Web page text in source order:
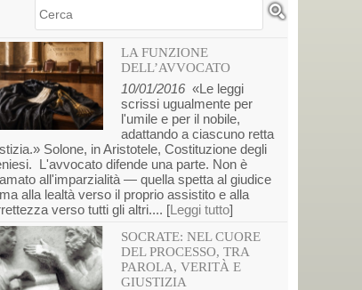
Cerca
LA FUNZIONE
DELL’AVVOCATO
10/01/2016«Le leggi
scrissi ugualmente per
l'umile e per il nobile,
adattando a ciascuno retta
Solone, in Aristotele, Costituzione degli
L'avvocato difende una parte. Non è
all'imparzialità — quella spetta al giudice
alla lealtà verso il proprio assistito e alla
verso tutti gli altri.... [Leggi tutto]
SOCRATE: NEL CUORE
DEL PROCESSO, TRA
PAROLA, VERITÀ E
GIUSTIZIA